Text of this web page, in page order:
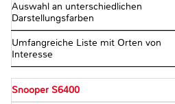
Auswahl an unterschiedlichen
Darstellungsfarben
Umfangreiche Liste mit Orten von
Interesse
Snooper S6400